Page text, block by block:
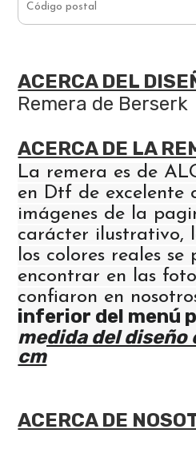
ACERCA DEL
Remera de Berserk
ACERCA DE LA
La remera es de
en Dtf de excelente
imágenes de la
carácter ilustrativo,
los colores reales se
encontrar en las
confiaron en
inferior del menú
medida del diseño
cm
ACERCA DE